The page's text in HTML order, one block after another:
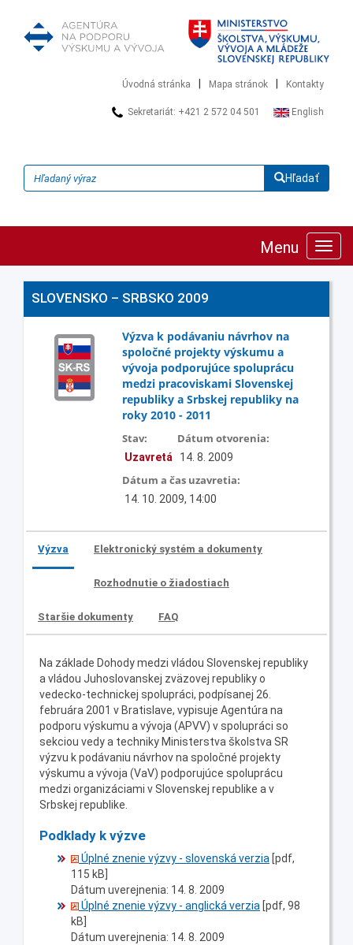
Úvodná stránka Mapa stránok Kontakty
Sekretariát: +421 2 572 04 501 English
Hľadať
Menu
SLOVENSKO – SRBSKO 2009
Výzva k podávaniu návrhov na
spoločné projekty výskumu a
vývoja podporujúce spoluprácu
medzi pracoviskami Slovenskej
republiky a Srbskej republiky na
roky 2010 - 2011
Stav:
Uzavretá
Dátum otvorenia:
14. 8. 2009
Dátum a čas uzavretia:
14. 10. 2009, 14:00
Výzva Elektronický systém a dokumenty
Rozhodnutie o žiadostiach
Staršie dokumenty FAQ
Na základe Dohody medzi vládou Slovenskej republiky
a vládou Juhoslovanskej zväzovej republiky o
vedecko-technickej spolupráci, podpísanej 26.
februára 2001 v Bratislave, vypisuje Agentúra na
podporu výskumu a vývoja (APVV) v spolupráci so
sekciou vedy a techniky Ministerstva školstva SR
výzvu k podávaniu návrhov na spoločné projekty
výskumu a vývoja (VaV) podporujúce spoluprácu
medzi organizáciami v Slovenskej republike a v
Srbskej republike.
Podklady k výzve
Úplné znenie výzvy - slovenská verzia [pdf,
115 kB]
Dátum uverejnenia: 14. 8. 2009
Úplné znenie výzvy - anglická verzia [pdf, 98
kB]
Dátum uverejnenia: 14. 8. 2009